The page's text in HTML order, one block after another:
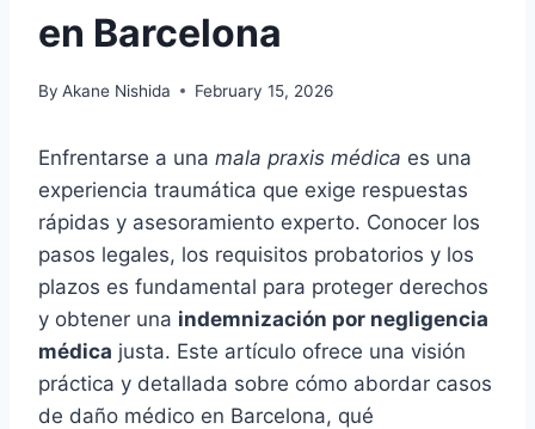
en Barcelona
By Akane Nishida February 15, 2026
Enfrentarse a una mala praxis médica es una
experiencia traumática que exige respuestas
rápidas y asesoramiento experto. Conocer los
pasos legales, los requisitos probatorios y los
plazos es fundamental para proteger derechos
y obtener una indemnización por negligencia
médica justa. Este artículo ofrece una visión
práctica y detallada sobre cómo abordar casos
de daño médico en Barcelona, qué